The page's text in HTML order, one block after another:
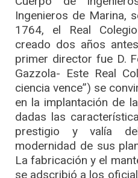
Ingenieros de Marina,
1764, el Real
creado dos años
primer director fue D.
Gazzola- Este Real
ciencia vence”) se
en la implantación de
dadas las
prestigio y valía
modernidad de sus
La fabricación y el
se adscribió a los